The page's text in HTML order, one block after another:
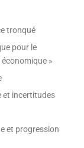
tronqué
pour le
»
et incertitudes
et progression